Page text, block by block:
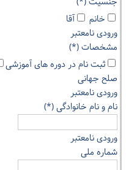
خانم
آقا
ورودی نامعتبر
مشخصات (*)
ثبت نام در دوره های آموزشی
صلح جهانی
ورودی نامعتبر
نام و نام خانوادگی (*)
ورودی نامعتبر
شماره ملی